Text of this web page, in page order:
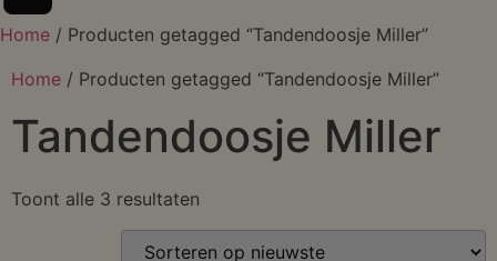
Home / Producten getagged “Tandendoosje Miller”
Home / Producten getagged “Tandendoosje Miller”
Tandendoosje Miller
Toont alle 3 resultaten